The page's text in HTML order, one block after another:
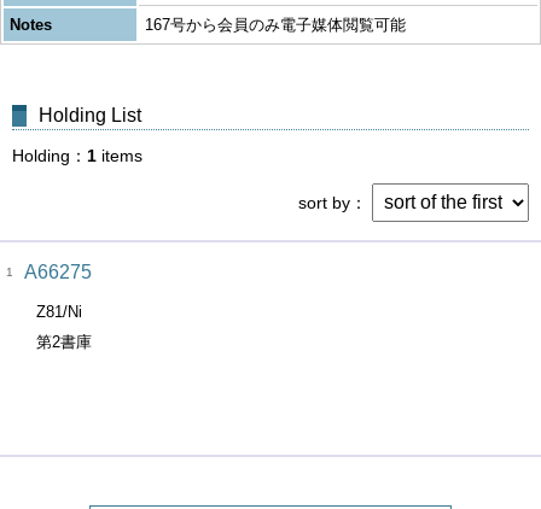
Notes 167号から会員のみ電子媒体閲覧可能
Holding List
Holding 1 items
sort by
1 A66275
Z81/Ni
第2書庫